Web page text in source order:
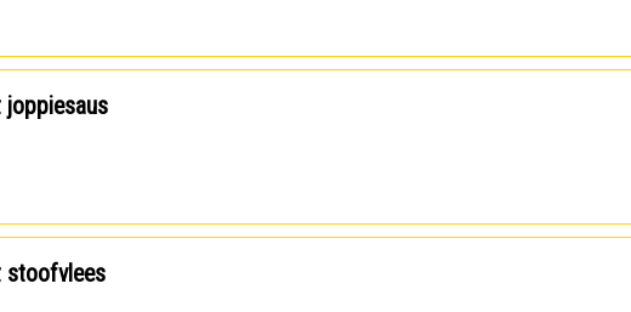
joppiesaus
stoofvlees